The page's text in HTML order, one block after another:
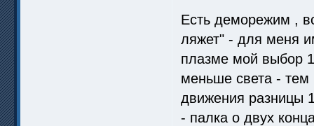
Есть деморежим ,
ляжет" - для меня
плазме мой выбор
меньше света -
движения разницы
- палка о двух